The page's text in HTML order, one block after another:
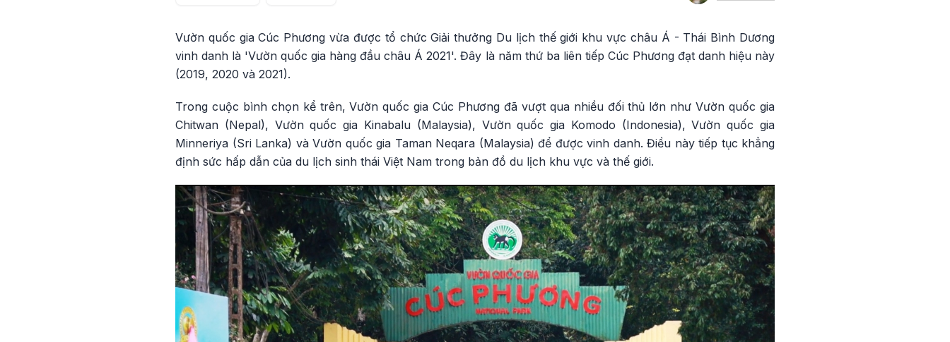
Vườn quốc gia Cúc Phương vừa được tổ chức Giải thưởng Du lịch thế giới khu vực châu Á - Thái Bình Dương
vinh danh là 'Vườn quốc gia hàng đầu châu Á 2021'. Đây là năm thứ ba liên tiếp Cúc Phương đạt danh hiệu này
(2019, 2020 và 2021).
Trong cuộc bình chọn kể trên, Vườn quốc gia Cúc Phương đã vượt qua nhiều đối thủ lớn như Vườn quốc gia
Chitwan (Nepal), Vườn quốc gia Kinabalu (Malaysia), Vườn quốc gia Komodo (Indonesia), Vườn quốc gia
Minneriya (Sri Lanka) và Vườn quốc gia Taman Neqara (Malaysia) để được vinh danh. Điều này tiếp tục khẳng
định sức hấp dẫn của du lịch sinh thái Việt Nam trong bản đồ du lịch khu vực và thế giới.